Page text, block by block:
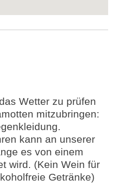
Wetter zu prüfen
mitzubringen:
kann an unserer
es von einem
wird. (Kein Wein für
Getränke)